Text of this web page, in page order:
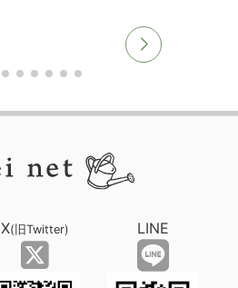
X(旧Twitter) LINE